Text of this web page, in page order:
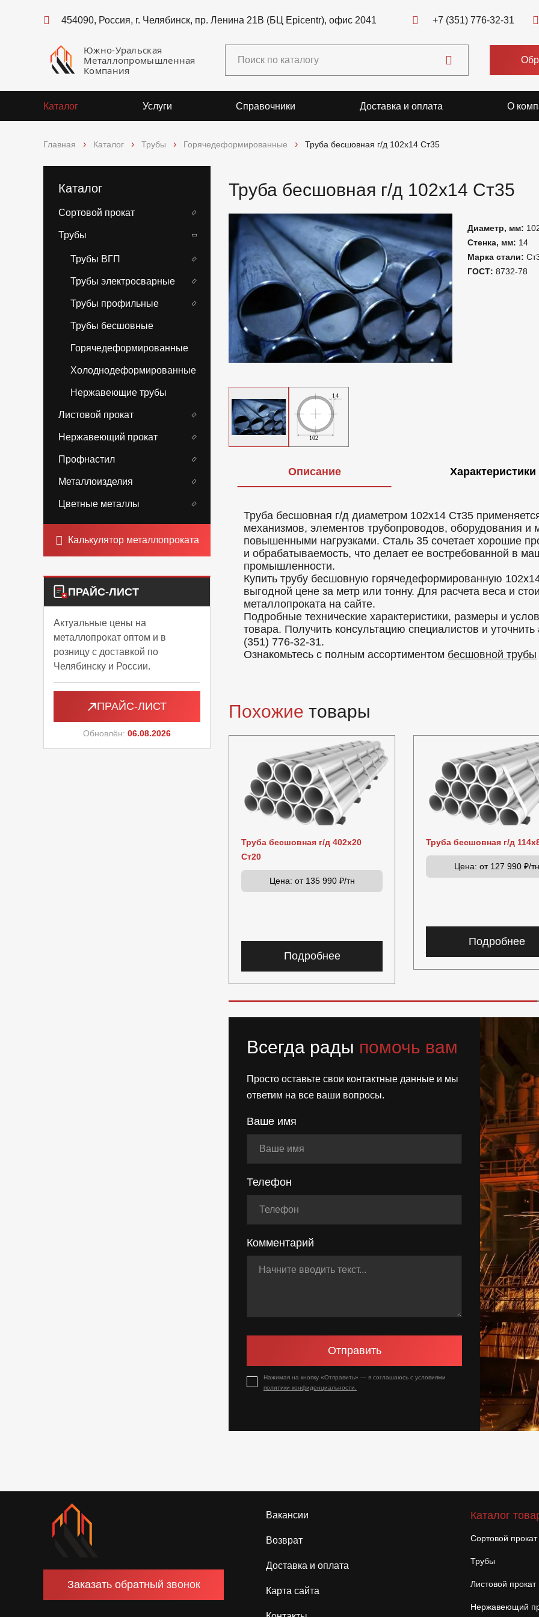
454090, Россия, г. Челябинск, пр. Ленина 21В (БЦ Epicentr), офис 2041 +7 (351) 776-32-31
Южно-Уральская
Металлопромышленная
Компания
Каталог Услуги Справочники Доставка и оплата О
Главная Каталог Трубы Горячедеформированные Труба бесшовная г/д 102х14 Ст35
Каталог
Сортовой прокат
Трубы
Трубы ВГП
Трубы электросварные
Трубы профильные
Трубы бесшовные
Горячедеформированные
Холоднодеформированные
Нержавеющие трубы
Листовой прокат
Нержавеющий прокат
Профнастил
Металлоизделия
Цветные металлы
Калькулятор металлопроката
ПРАЙС-ЛИСТ
Актуальные цены на
металлопрокат оптом и в
розницу с доставкой по
Челябинску и России.
ПРАЙС-ЛИСТ
Обновлён: 06.08.2026
Труба бесшовная г/д 102х14 Ст35
Диаметр, мм:
Стенка, мм: 14
Марка стали:
ГОСТ: 8732-78
Описание Характеристики
Труба бесшовная г/д диаметром 102х14 Ст35
механизмов, элементов трубопроводов, оборудования и
повышенными нагрузками. Сталь 35 сочетает хорошие
и обрабатываемость, что делает ее востребованной в
промышленности.
Купить трубу бесшовную горячедеформированную
выгодной цене за метр или тонну. Для расчета веса и
металлопроката на сайте.
Подробные технические характеристики, размеры и
товара. Получить консультацию специалистов и
(351) 776-32-31.
Ознакомьтесь с полным ассортиментом бесшовной трубы
Похожие товары
Труба бесшовная г/д 402х20
Ст20
Цена: от 135 990 ₽/тн
Подробнее
Труба бесшовная г/д
Цена: от 127 990 ₽/тн
Подробнее
Всегда рады помочь вам
Просто оставьте свои контактные данные и мы
ответим на все ваши вопросы.
Ваше имя
Телефон
Комментарий
Отправить
Нажимая на кнопку «Отправить» — я соглашаюсь с условиями
политики конфиденциальности.
Заказать обратный звонок
Вакансии
Возврат
Доставка и оплата
Карта сайта
Каталог
Сортовой прокат
Трубы
Листовой прокат
Нержавеющий